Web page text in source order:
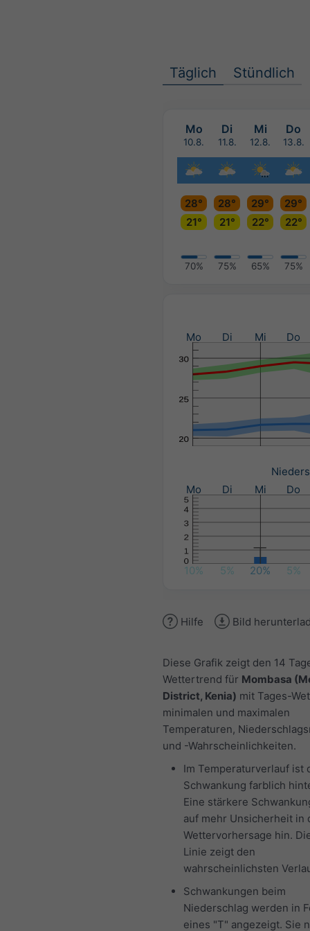
Täglich Stündlich
Mo Di Mi Do
10.8. 11.8. 12.8. 13.8.
28° 28° 29°
29°
21°
21° 22° 22°
70% 75% 65% 75%
Mo Di Mi Do
Mo
Di Mi Do
10% 5% 20% 5%
Hilfe Bild
Diese Grafik zeigt den 14
Wettertrend für Mombasa
District, Kenia) mit Tages-
minimalen und maximalen
Temperaturen,
und -Wahrscheinlichkeiten.
Im Temperaturverlauf ist
Schwankung farblich
Eine stärkere
auf mehr Unsicherheit in
Wettervorhersage hin.
Linie zeigt den
wahrscheinlichsten
Schwankungen beim
Niederschlag werden in
eines "T" angezeigt. Sie